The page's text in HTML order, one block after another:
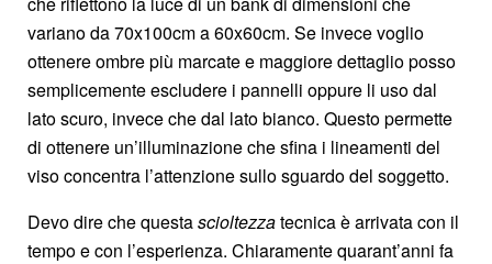
variano da 70x100cm a 60x60cm. Se invece voglio
ottenere ombre più marcate e maggiore dettaglio posso
semplicemente escludere i pannelli oppure li uso dal
lato scuro, invece che dal lato bianco. Questo permette
di ottenere un’illuminazione che sfina i lineamenti del
viso concentra l’attenzione sullo sguardo del soggetto.
Devo dire che questascioltezzatecnica è arrivata con il
tempo e con l’esperienza. Chiaramente quarant’anni fa